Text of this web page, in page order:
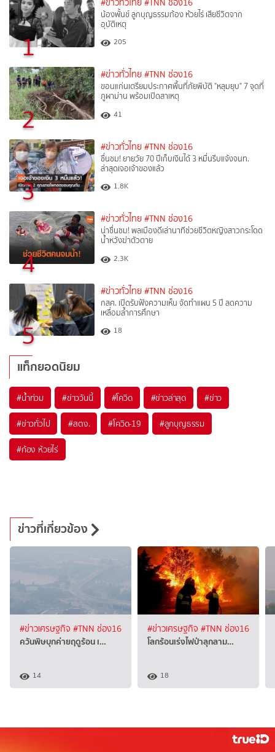
1
#ข่าวทั่วไทย #TNN ช่อง16
น้องพั้นช์ ลูกบุญธรรมก้อง ห้วยไร่ เสียชีวิตจาก
อุบัติเหตุ
205
2
#ข่าวทั่วไทย #TNN ช่อง16
ขอนแก่นเตรียมประกาศพื้นที่ภัยพิบัติ "หลุมยุบ" 7 จุดที่
ภูผาม่าน พร้อมเปิดสาเหตุ
41
3
#ข่าวทั่วไทย #TNN ช่อง16
ชื่นชม! ยายวัย 70 ปีเก็บเงินได้ 3 หมื่นรีบแจ้งจนท.
ล่าสุดเจอเจ้าของแล้ว
1.8K
4
#ข่าวทั่วไทย #TNN ช่อง16
น่าชื่นชม! พลเมืองดีเล่านาทีช่วยชีวิตหญิงสาวกระโดด
น้ำหวังฆ่าตัวตาย
2.3K
5
#ข่าวทั่วไทย #TNN ช่อง16
กสศ. เปิดรับฟังความเห็น จัดทำแผน 5 ปี ลดความ
เหลื่อมล้ำการศึกษา
18
แท็กยอดนิยม
#น้ำท่วม #ข่าววันนี้ #โควิด #ข่าวล่าสุด #ข่าว
#ข่าวทั่วไป #สตง. #โควิด-19 #ลูกบุญธรรม
#ก้อง ห้วยไร่
ข่าวที่เกี่ยวข้อง
#ข่าวเศรษฐกิจ #TNN ช่อง16
ควันพิษบุกค่ายฤดูร้อน เ…
14
#ข่าวเศรษฐกิจ #TNN ช่อง16
โลกร้อนเร่งไฟป่าลุกลาม…
18